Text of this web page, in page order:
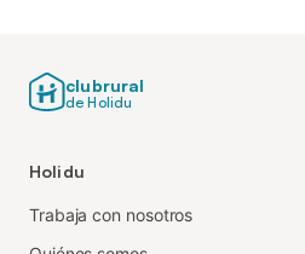
clubrural
de Holidu
Holidu
Trabaja con nosotros